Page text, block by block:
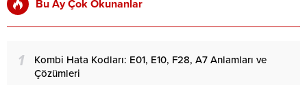
Bu Ay Çok Okunanlar
1
Kombi Hata Kodları: E01, E10, F28, A7 Anlamları ve
Çözümleri